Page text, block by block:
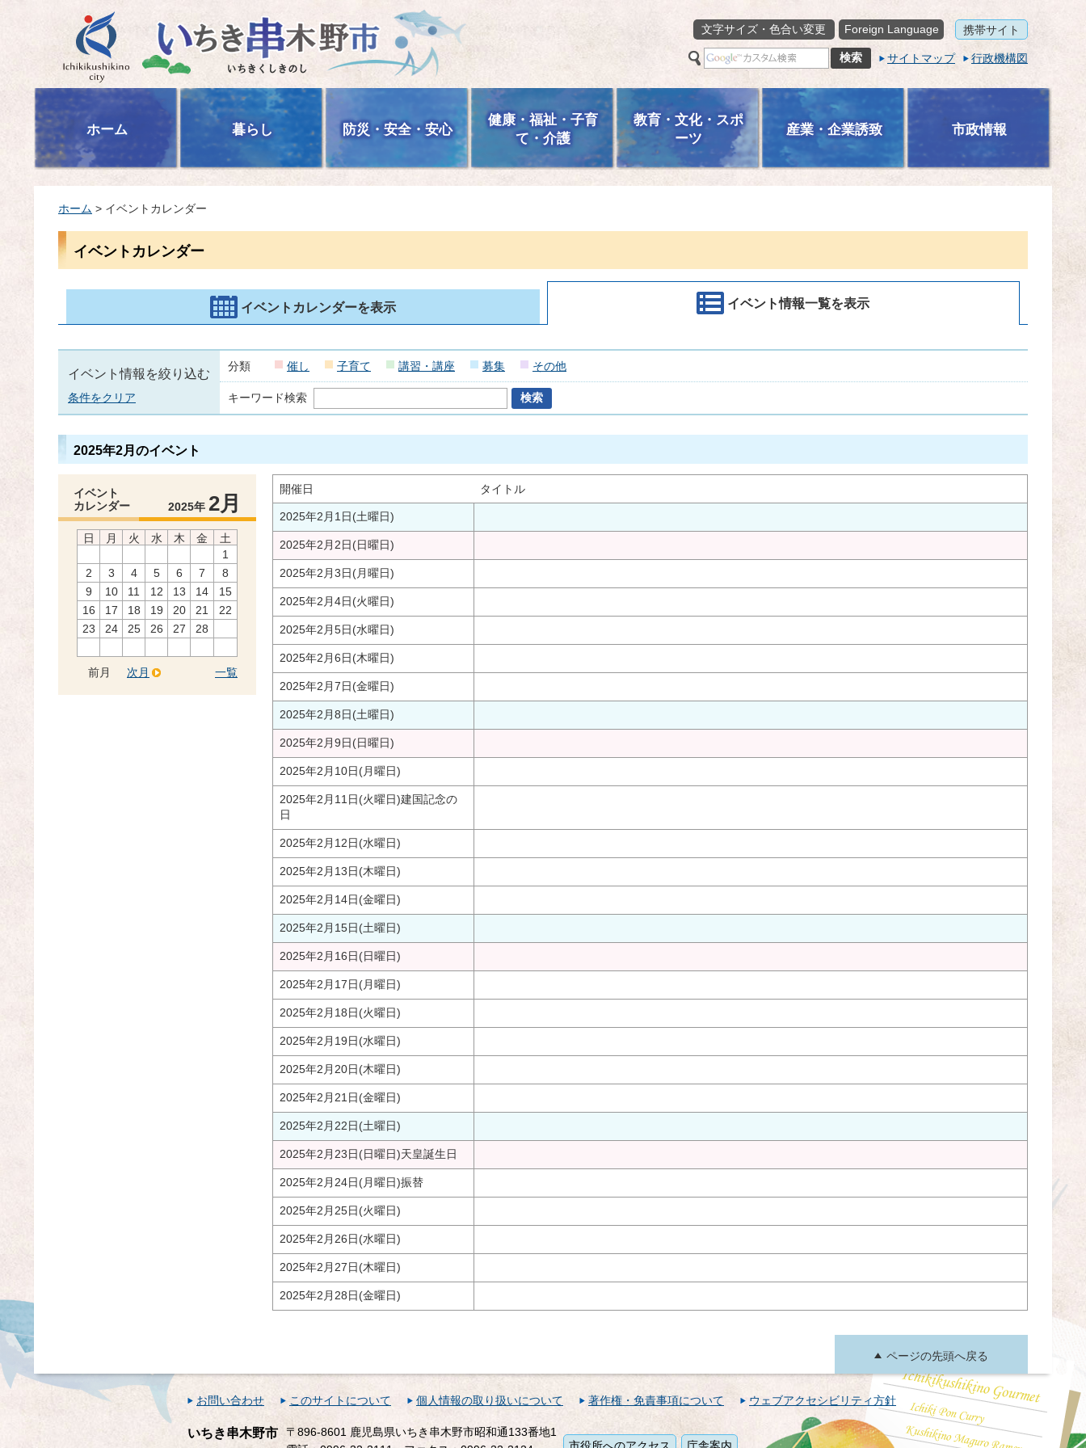
いちき串木野市
文字サイズ・色合い変更
Foreign Language 携帯サイト
サイトマップ 行政機構図
ホーム 暮らし 防災・安全・安心
健康・福祉・子育
て・介護
教育・文化・スポ
ーツ
産業・企業誘致 市政情報
ホーム > イベントカレンダー
イベントカレンダー
イベントカレンダーを表示 イベント情報一覧を表示
イベント情報を絞り込む
条件をクリア
分類 催し 子育て 講習・講座 募集 その他
キーワード検索
2025年2月のイベント
イベント
カレンダー
2025年 2月
日 月 火 水 木 金
土
1
2
3 4 5 6 7
8
9
10 11 12 13 14
15
16
17 18 19 20 21
22
23
24 25 26 27 28
前月 一覧
次月
開催日 タイトル
2025年2月1日(土曜日)
2025年2月2日(日曜日)
2025年2月3日(月曜日)
2025年2月4日(火曜日)
2025年2月5日(水曜日)
2025年2月6日(木曜日)
2025年2月7日(金曜日)
2025年2月8日(土曜日)
2025年2月9日(日曜日)
2025年2月10日(月曜日)
2025年2月11日(火曜日)建国記念の
日
2025年2月12日(水曜日)
2025年2月13日(木曜日)
2025年2月14日(金曜日)
2025年2月15日(土曜日)
2025年2月16日(日曜日)
2025年2月17日(月曜日)
2025年2月18日(火曜日)
2025年2月19日(水曜日)
2025年2月20日(木曜日)
2025年2月21日(金曜日)
2025年2月22日(土曜日)
2025年2月23日(日曜日)天皇誕生日
2025年2月24日(月曜日)振替
2025年2月25日(火曜日)
2025年2月26日(水曜日)
2025年2月27日(木曜日)
2025年2月28日(金曜日)
ページの先頭へ戻る
お問い合わせ このサイトについて 個人情報の取り扱いについて 著作権・免責事項について ウェブアクセシビリティ方針
いちき串木野市
〒896-8601 鹿児島県いちき串木野市昭和通133番地1